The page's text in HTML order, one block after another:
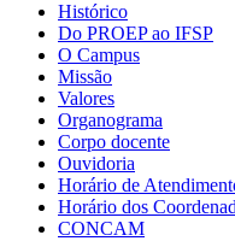
Histórico
Do PROEP ao IFSP
O Campus
Missão
Valores
Organograma
Corpo docente
Ouvidoria
Horário de
Horário dos
CONCAM